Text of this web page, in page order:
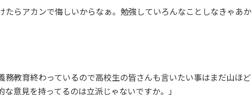
たらアカンで悔しいからなぁ。勉強していろんなことしなきゃあか
務教育終わっているので高校生の皆さんも言いたい事はまだ山ほど
意見を持ってるのは立派じゃないですか。」